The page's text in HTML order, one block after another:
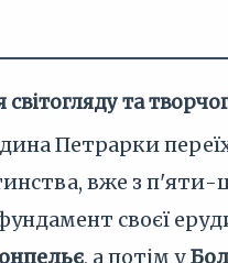
та
Петрарки
вже з п'яти-
своєї
, а потім у